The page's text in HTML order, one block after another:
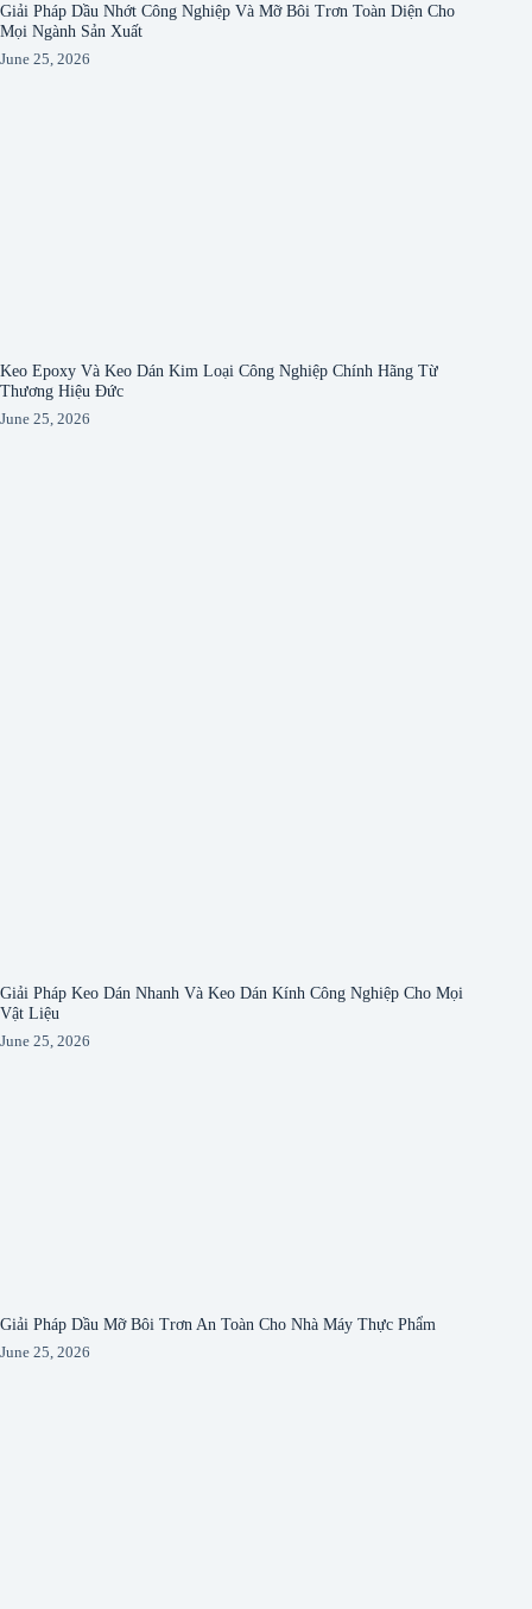
Giải Pháp Dầu Nhớt Công Nghiệp Và Mỡ Bôi Trơn Toàn Diện Cho
Mọi Ngành Sản Xuất
June 25, 2026
Keo Epoxy Và Keo Dán Kim Loại Công Nghiệp Chính Hãng Từ
Thương Hiệu Đức
June 25, 2026
Giải Pháp Keo Dán Nhanh Và Keo Dán Kính Công Nghiệp Cho Mọi
Vật Liệu
June 25, 2026
Giải Pháp Dầu Mỡ Bôi Trơn An Toàn Cho Nhà Máy Thực Phẩm
June 25, 2026